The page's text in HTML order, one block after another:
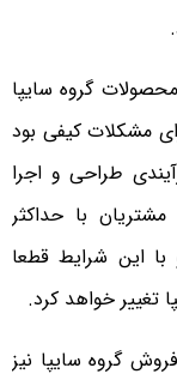
گروه سایپا
مشکلات کیفی بود
طراحی و اجرا
با حداکثر
این شرایط قطعا
تغییر خواهد کرد.
گروه سایپا نیز